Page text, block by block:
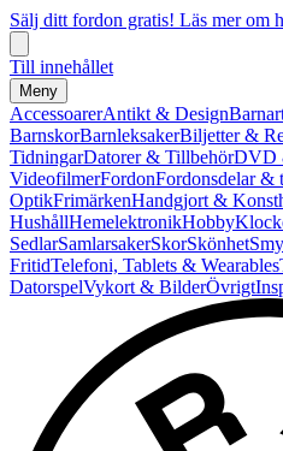
Sälj ditt fordon gratis! Läs mer om
Till innehållet
Meny
AccessoarerAntikt & Design
BarnskorBarnleksakerBiljetter &
TidningarDatorer & TillbehörDVD
VideofilmerFordonFordonsdelar &
OptikFrimärkenHandgjort &
HushållHemelektronikHobby
SedlarSamlarsakerSkorSkönhet
FritidTelefoni, Tablets & Wearables
DatorspelVykort & BilderÖvrigt